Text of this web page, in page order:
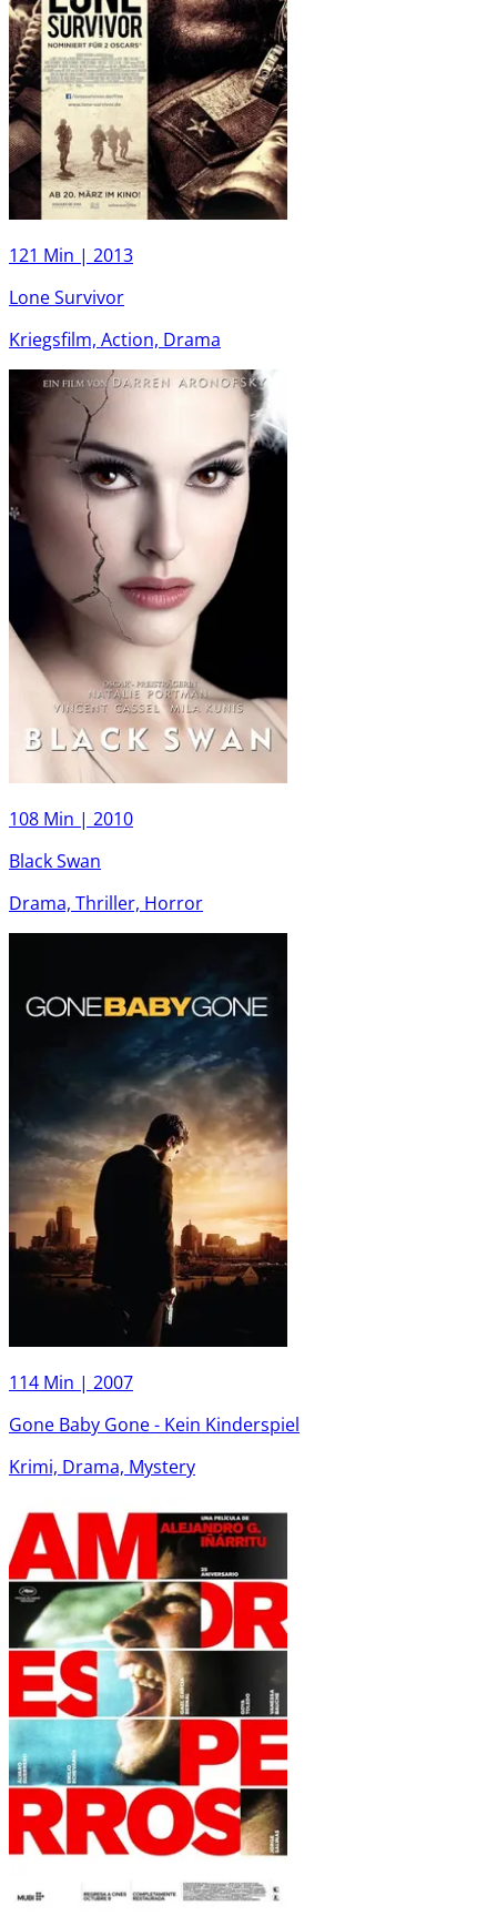
121 Min | 2013
Lone Survivor
Kriegsfilm, Action, Drama
108 Min | 2010
Black Swan
Drama, Thriller, Horror
114 Min | 2007
Gone Baby Gone - Kein Kinderspiel
Krimi, Drama, Mystery